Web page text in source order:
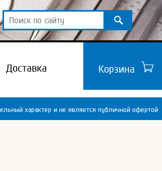
Доставка Корзина
характер и не является публичной офертой